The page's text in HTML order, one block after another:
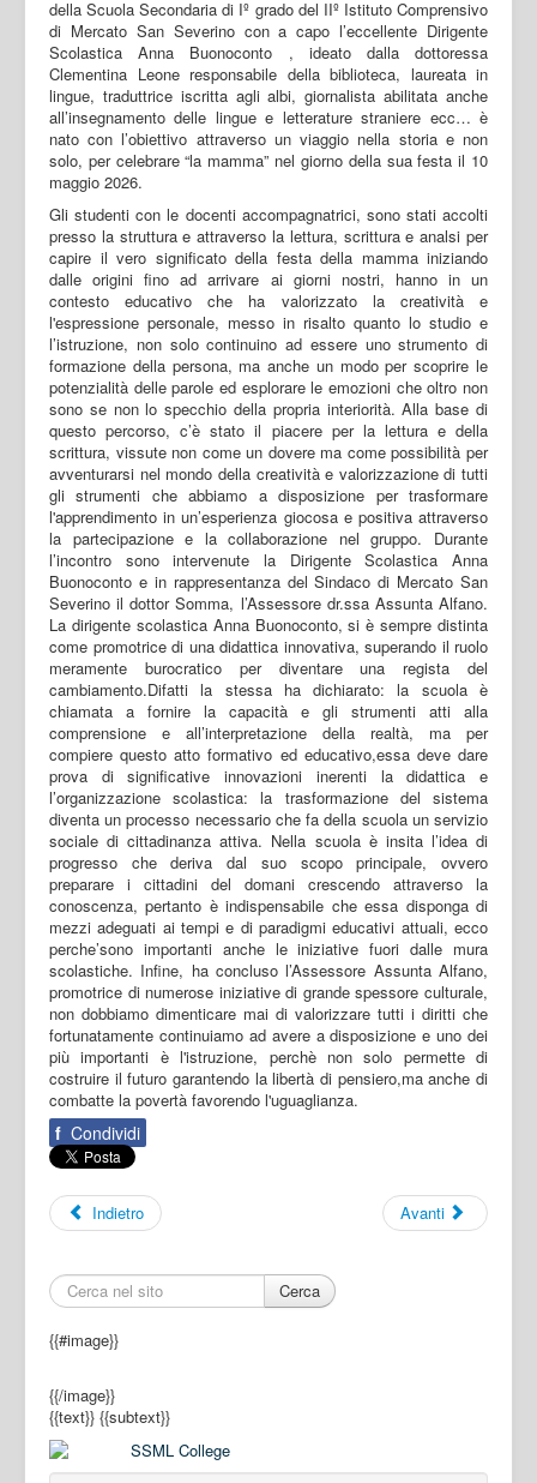
della Scuola Secondaria di Iº grado del IIº Istituto Comprensivo
di Mercato San Severino con a capo l’eccellente Dirigente
Scolastica Anna Buonoconto , ideato dalla dottoressa
Clementina Leone responsabile della biblioteca, laureata in
lingue, traduttrice iscritta agli albi, giornalista abilitata anche
all’insegnamento delle lingue e letterature straniere ecc… è
nato con l’obiettivo attraverso un viaggio nella storia e non
solo, per celebrare “la mamma” nel giorno della sua festa il 10
maggio 2026.
Gli studenti con le docenti accompagnatrici, sono stati accolti
presso la struttura e attraverso la lettura, scrittura e analsi per
capire il vero significato della festa della mamma iniziando
dalle origini fino ad arrivare ai giorni nostri, hanno in un
contesto educativo che ha valorizzato la creatività e
l'espressione personale, messo in risalto quanto lo studio e
l’istruzione, non solo continuino ad essere uno strumento di
formazione della persona, ma anche un modo per scoprire le
potenzialità delle parole ed esplorare le emozioni che oltro non
sono se non lo specchio della propria interiorità. Alla base di
questo percorso, c’è stato il piacere per la lettura e della
scrittura, vissute non come un dovere ma come possibilità per
avventurarsi nel mondo della creatività e valorizzazione di tutti
gli strumenti che abbiamo a disposizione per trasformare
l'apprendimento in un’esperienza giocosa e positiva attraverso
la partecipazione e la collaborazione nel gruppo. Durante
l’incontro sono intervenute la Dirigente Scolastica Anna
Buonoconto e in rappresentanza del Sindaco di Mercato San
Severino il dottor Somma, l’Assessore dr.ssa Assunta Alfano.
La dirigente scolastica Anna Buonoconto, si è sempre distinta
come promotrice di una didattica innovativa, superando il ruolo
meramente burocratico per diventare una regista del
cambiamento.Difatti la stessa ha dichiarato: la scuola è
chiamata a fornire la capacità e gli strumenti atti alla
comprensione e all’interpretazione della realtà, ma per
compiere questo atto formativo ed educativo,essa deve dare
prova di significative innovazioni inerenti la didattica e
l’organizzazione scolastica: la trasformazione del sistema
diventa un processo necessario che fa della scuola un servizio
sociale di cittadinanza attiva. Nella scuola è insita l’idea di
progresso che deriva dal suo scopo principale, ovvero
preparare i cittadini del domani crescendo attraverso la
conoscenza, pertanto è indispensabile che essa disponga di
mezzi adeguati ai tempi e di paradigmi educativi attuali, ecco
perche’sono importanti anche le iniziative fuori dalle mura
scolastiche. Infine, ha concluso l’Assessore Assunta Alfano,
promotrice di numerose iniziative di grande spessore culturale,
non dobbiamo dimenticare mai di valorizzare tutti i diritti che
fortunatamente continuiamo ad avere a disposizione e uno dei
più importanti è l'istruzione, perchè non solo permette di
costruire il futuro garantendo la libertà di pensiero,ma anche di
combatte la povertà favorendo l'uguaglianza.
f Condividi
Indietro Avanti
Cerca
{{#image}}
{{/image}}
{{text}} {{subtext}}